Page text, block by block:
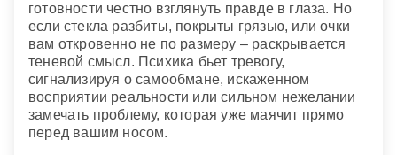
готовности честно взглянуть правде в глаза. Но
если стекла разбиты, покрыты грязью, или очки
вам откровенно не по размеру – раскрывается
теневой смысл. Психика бьет тревогу,
сигнализируя о самообмане, искаженном
восприятии реальности или сильном нежелании
замечать проблему, которая уже маячит прямо
перед вашим носом.